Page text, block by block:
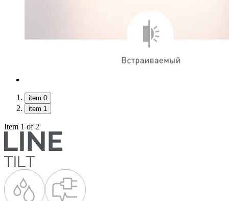
item 0
item 1
Item 1 of 2